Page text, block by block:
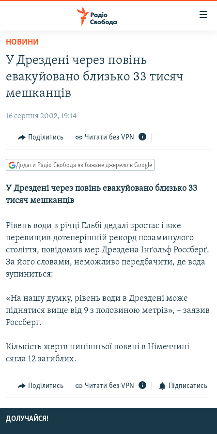
Перейти
основного
матеріалу
Перейти
до
основної
навігації
Перейти
до
пошуку
ВСЕ ЗА ДОБУ
СТАТТІ
ЕКОНОМІКА
СУСПІЛЬСТВО
УКРАЇНА
РОСІЙСЬКА «ФІЛЬТРАЦІЯ»
ДОНБАС.РЕАЛІЇ
ТИ ЯК?
СХЕМИ
МУЛЬТИМЕДІА
ФОТО
СПЕЦПРОЄКТИ
ПОДКАСТИ
КРИМ РЕАЛІЇ
РУС
КТАТ
НОВИНИ
У Дрездені через повінь
евакуйовано близько 33 тисяч
мешканців
16 серпня 2002, 19:14
Поділитись Читати без VPN
Додати Радіо Свобода як бажане джерело в Google
У Дрездені через повінь евакуйовано близько 33
тисяч мешканців
Рівень води в річці Ельбі дедалі зростає і вже
перевищив дотеперішній рекорд позаминулого
століття, повідомив мер Дрездена Інґольф Россберґ.
За його словами, неможливо передбачити, де вода
зупиниться:
«На нашу думку, рівень води в Дрездені може
піднятися вище від 9 з половиною метрів», – заявив
Россберґ.
Кількість жертв нинішньої повені в Німеччині
сягла 12 загиблих.
Поділитись Читати без VPN Підписатись
ДОЛУЧАЙСЯ!